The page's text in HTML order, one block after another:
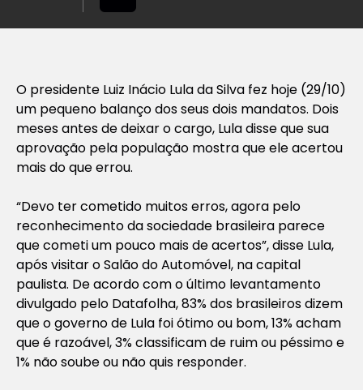
O presidente Luiz Inácio Lula da Silva fez hoje (29/10)
um pequeno balanço dos seus dois mandatos. Dois
meses antes de deixar o cargo, Lula disse que sua
aprovação pela população mostra que ele acertou
mais do que errou.
“Devo ter cometido muitos erros, agora pelo
reconhecimento da sociedade brasileira parece
que cometi um pouco mais de acertos”, disse Lula,
após visitar o Salão do Automóvel, na capital
paulista. De acordo com o último levantamento
divulgado pelo Datafolha, 83% dos brasileiros dizem
que o governo de Lula foi ótimo ou bom, 13% acham
que é razoável, 3% classificam de ruim ou péssimo e
1% não soube ou não quis responder.